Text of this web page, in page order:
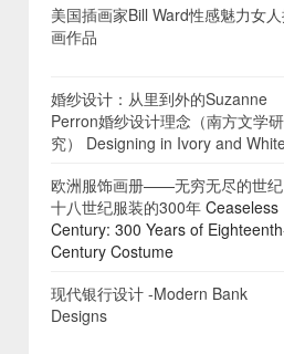
美国插画家Bill Ward性感魅力女
画作品
婚纱设计：从里到外的Suzanne
Perron婚纱设计理念（南方文学研
究） Designing in Ivory and
欧洲服饰画册——无穷无尽的世纪
十八世纪服装的300年 Ceaseless
Century: 300 Years of
Century Costume
现代银行设计 -Modern Bank
Designs